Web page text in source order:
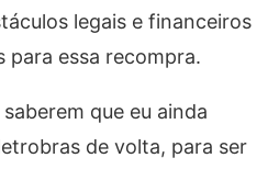
legais e financeiros
para essa recompra.
que eu ainda
de volta, para ser